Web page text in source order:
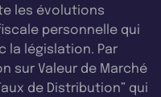
les évolutions
personnelle qui
la législation. Par
sur Valeur de Marché
de Distribution” qui